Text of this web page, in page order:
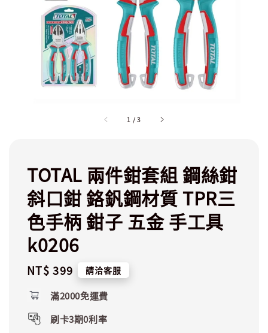
1 /3
TOTAL 兩件鉗套組 鋼絲鉗
斜口鉗 鉻釩鋼材質 TPR三
色手柄 鉗子 五金 手工具
k0206
Regular
NT$ 399 請洽客服
滿2000免運費
刷卡3期0利率